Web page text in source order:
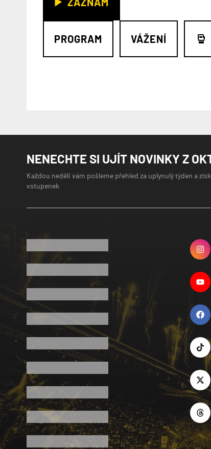
PROGRAM VÁŽENÍ
NENECHTE SI UJÍT NOVINKY Z
Každou neděli vám pošleme přehled za uplynulý týden a
vstupenek